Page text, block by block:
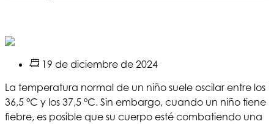
19 de diciembre de 2024
La temperatura normal de un niño suele oscilar entre los
36,5 °C y los 37,5 °C. Sin embargo, cuando un niño tiene
fiebre, es posible que su cuerpo esté combatiendo una